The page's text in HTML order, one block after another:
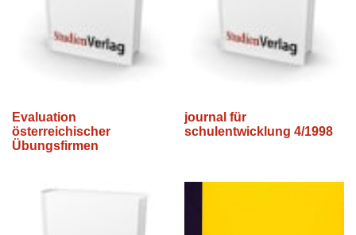
Evaluation
österreichischer
Übungsfirmen
journal für
schulentwicklung 4/1998